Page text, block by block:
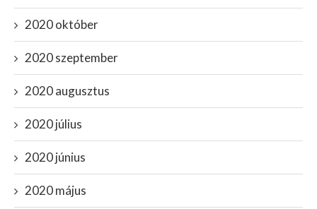
2020 október
2020 szeptember
2020 augusztus
2020 július
2020 június
2020 május